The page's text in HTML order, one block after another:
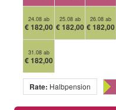
24.08 ab
€ 182,00
25.08 ab
€ 182,00
26.08 ab
€ 182,00
31.08 ab
€ 182,00
Rate: Halbpension